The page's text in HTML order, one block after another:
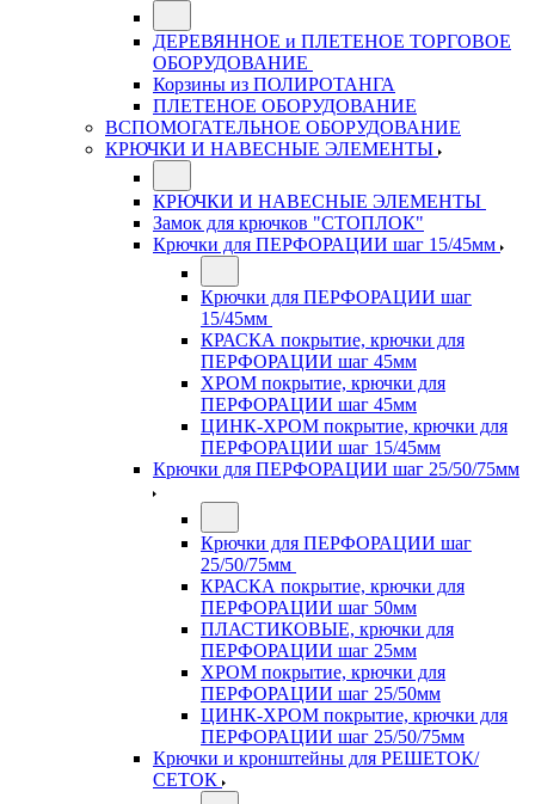
ДЕРЕВЯННОЕ и ПЛЕТЕНОЕ ТОРГОВОЕ
ОБОРУДОВАНИЕ
Корзины из ПОЛИРОТАНГА
ПЛЕТЕНОЕ ОБОРУДОВАНИЕ
ВСПОМОГАТЕЛЬНОЕ ОБОРУДОВАНИЕ
КРЮЧКИ И НАВЕСНЫЕ ЭЛЕМЕНТЫ
КРЮЧКИ И НАВЕСНЫЕ ЭЛЕМЕНТЫ
Замок для крючков "СТОПЛОК"
Крючки для ПЕРФОРАЦИИ шаг 15/45мм
Крючки для ПЕРФОРАЦИИ шаг
15/45мм
КРАСКА покрытие, крючки для
ПЕРФОРАЦИИ шаг 45мм
ХРОМ покрытие, крючки для
ПЕРФОРАЦИИ шаг 45мм
ЦИНК-ХРОМ покрытие, крючки для
ПЕРФОРАЦИИ шаг 15/45мм
Крючки для ПЕРФОРАЦИИ шаг 25/50/75мм
Крючки для ПЕРФОРАЦИИ шаг
25/50/75мм
КРАСКА покрытие, крючки для
ПЕРФОРАЦИИ шаг 50мм
ПЛАСТИКОВЫЕ, крючки для
ПЕРФОРАЦИИ шаг 25мм
ХРОМ покрытие, крючки для
ПЕРФОРАЦИИ шаг 25/50мм
ЦИНК-ХРОМ покрытие, крючки для
ПЕРФОРАЦИИ шаг 25/50/75мм
Крючки и кронштейны для РЕШЕТОК/
СЕТОК